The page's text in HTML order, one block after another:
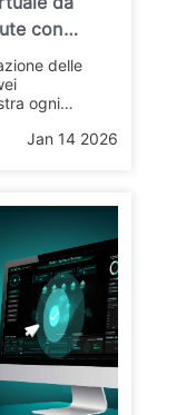
con
delle
ogni
intoppi.
rapido e
Jan 14 2026